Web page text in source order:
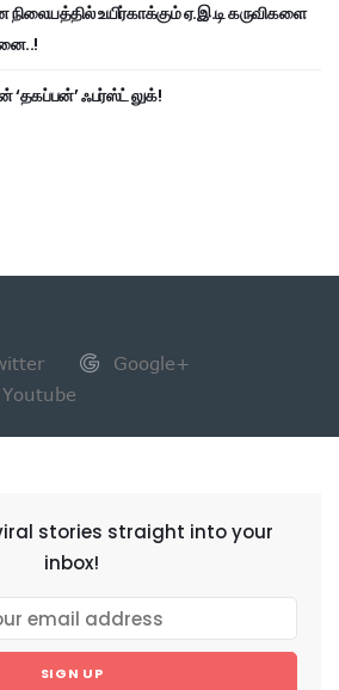
உயிர்காக்கும் ஏ.இ.டி கருவிகளை
‘தகப்பன்’ ஃபர்ஸ்ட் லுக்!
Google+
Youtube
stories straight into your
inbox!
SIGN UP